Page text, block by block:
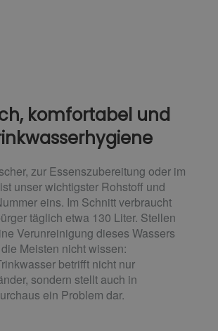
komfortabel und
zur Essenszubereitung oder im
unser wichtigster Rohstoff und
eins. Im Schnitt verbraucht
täglich etwa 130 Liter. Stellen
Verunreinigung dieses Wassers
Meisten nicht wissen:
betrifft nicht nur
sondern stellt auch in
ein Problem dar.